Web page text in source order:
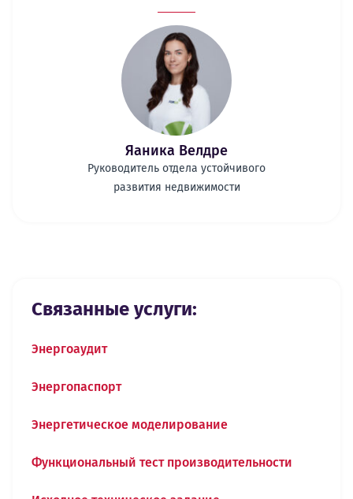
Яаника Велдре
Руководитель отдела устойчивого
развития недвижимости
Связанные услуги:
Энергоаудит
Энергопаспорт
Энергетическое моделирование
Функциональный тест производительности